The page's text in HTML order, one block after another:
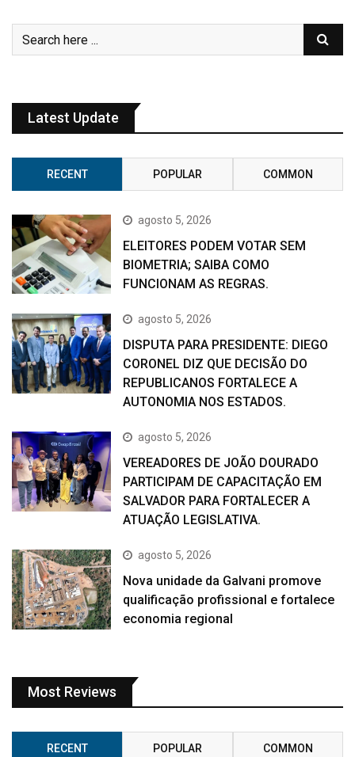
Latest Update
RECENT POPULAR COMMON
agosto 5, 2026
ELEITORES PODEM VOTAR SEM
BIOMETRIA; SAIBA COMO
FUNCIONAM AS REGRAS.
agosto 5, 2026
DISPUTA PARA PRESIDENTE: DIEGO
CORONEL DIZ QUE DECISÃO DO
REPUBLICANOS FORTALECE A
AUTONOMIA NOS ESTADOS.
agosto 5, 2026
VEREADORES DE JOÃO DOURADO
PARTICIPAM DE CAPACITAÇÃO EM
SALVADOR PARA FORTALECER A
ATUAÇÃO LEGISLATIVA.
agosto 5, 2026
Nova unidade da Galvani promove
qualificação profissional e fortalece
economia regional
Most Reviews
RECENT POPULAR COMMON